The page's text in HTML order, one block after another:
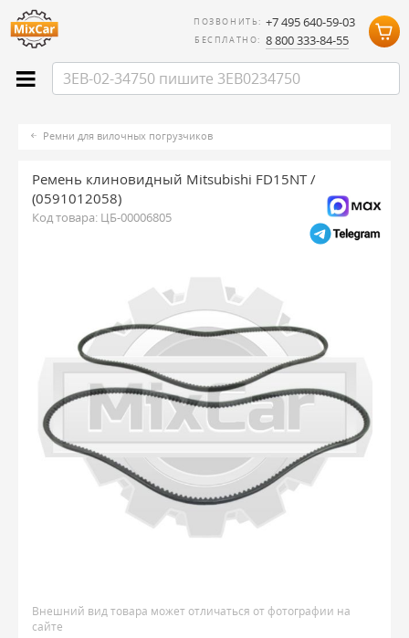
ПОЗВОНИТЬ: +7 495 640-59-03
БЕСПЛАТНО: 8 800 333-84-55
Ремни для вилочных погрузчиков
Ремень клиновидный Mitsubishi FD15NT /
(0591012058)
Код товара: ЦБ-00006805
Внешний вид товара может отличаться от фотографии на
сайте